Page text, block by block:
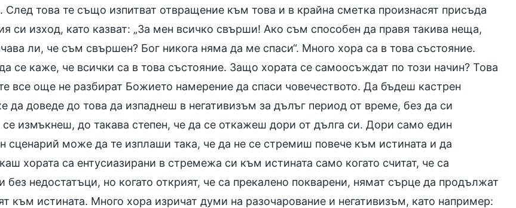
След това те също изпитват отвращение към това и в крайна сметка произнасят присъда
си изход, като казват: „За мен всичко свърши! Ако съм способен да правя такива неща,
ли, че съм свършен? Бог никога няма да ме спаси“. Много хора са в това състояние.
се каже, че всички са в това състояние. Защо хората се самоосъждат по този начин? Това
все още не разбират Божието намерение да спаси човечеството. Да бъдеш кастрен
да доведе до това да изпаднеш в негативизъм за дълъг период от време, без да си
се измъкнеш, до такава степен, че да се откажеш дори от дълга си. Дори само един
сценарий може да те изплаши така, че да не се стремиш повече към истината и да
хората са ентусиазирани в стремежа си към истината само когато считат, че са
без недостатъци, но когато открият, че са прекалено покварени, нямат сърце да продължат
към истината. Много хора изричат думи на разочарование и негативизъм, като например: